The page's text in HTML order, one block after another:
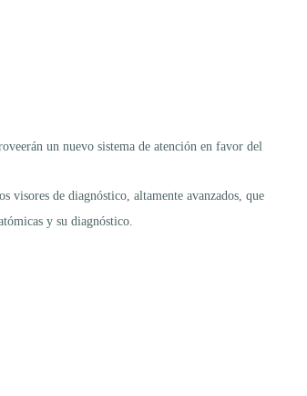
un nuevo sistema de atención en favor del
visores de diagnóstico, altamente avanzados, que
y su diagnóstico.